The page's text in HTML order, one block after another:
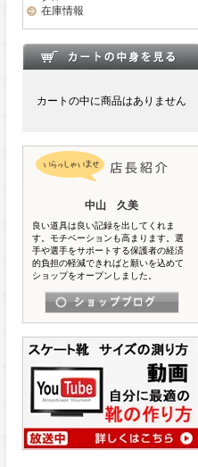
在庫情報
カートの中に商品はありません
中山 久美
良い道具は良い記録を出してくれま
す。モチベーションも高まります。選
手や選手をサポートする保護者の経済
的負担の軽減できればと願いを込めて
ショップをオープンしました。